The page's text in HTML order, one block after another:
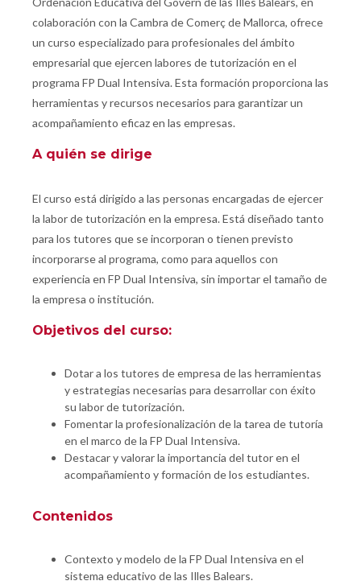
colaboración con la Cambra de Comerç de Mallorca, ofrece
un curso especializado para profesionales del ámbito
empresarial que ejercen labores de tutorización en el
programa FP Dual Intensiva. Esta formación proporciona las
herramientas y recursos necesarios para garantizar un
acompañamiento eficaz en las empresas.
A quién se dirige
El curso está dirigido a las personas encargadas de ejercer
la labor de tutorización en la empresa. Está diseñado tanto
para los tutores que se incorporan o tienen previsto
incorporarse al programa, como para aquellos con
experiencia en FP Dual Intensiva, sin importar el tamaño de
la empresa o institución.
Objetivos del curso:
Dotar a los tutores de empresa de las herramientas
y estrategias necesarias para desarrollar con éxito
su labor de tutorización.
Fomentar la profesionalización de la tarea de tutoría
en el marco de la FP Dual Intensiva.
Destacar y valorar la importancia del tutor en el
acompañamiento y formación de los estudiantes.
Contenidos
Contexto y modelo de la FP Dual Intensiva en el
sistema educativo de las Illes Balears.